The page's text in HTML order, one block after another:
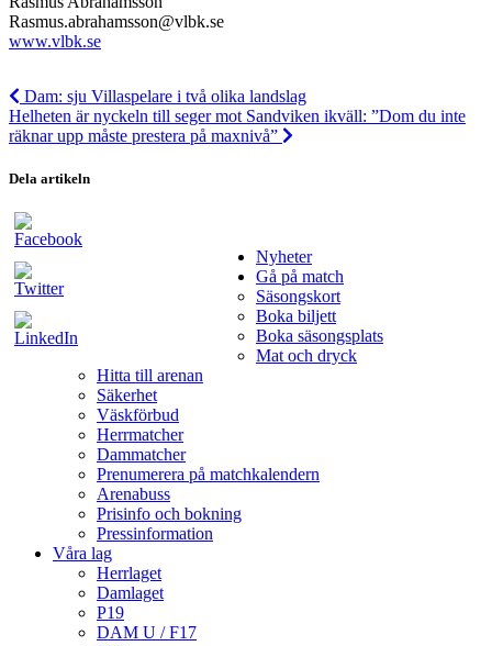
Rasmus.abrahamsson@vlbk.se
www.vlbk.se
Dam: sju Villaspelare i två olika landslag
Helheten är nyckeln till seger mot Sandviken ikväll: ”Dom du inte
räknar upp måste prestera på maxnivå”
Dela artikeln
Nyheter
Gå på match
Säsongskort
Boka biljett
Boka säsongsplats
Mat och dryck
Hitta till arenan
Säkerhet
Väskförbud
Herrmatcher
Dammatcher
Prenumerera på matchkalendern
Arenabuss
Prisinfo och bokning
Pressinformation
Våra lag
Herrlaget
Damlaget
P19
DAM U / F17